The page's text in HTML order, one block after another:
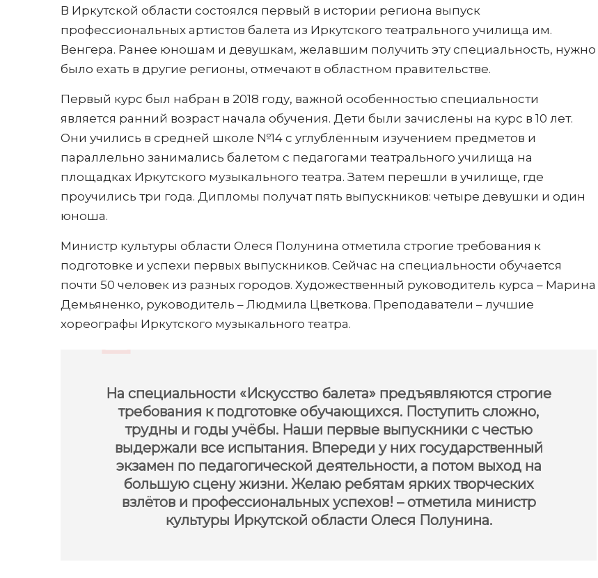
В Иркутской области состоялся первый в истории региона выпуск
профессиональных артистов балета из Иркутского театрального училища им.
Венгера. Ранее юношам и девушкам, желавшим получить эту специальность, нужно
было ехать в другие регионы, отмечают в областном правительстве.
Первый курс был набран в 2018 году, важной особенностью специальности
является ранний возраст начала обучения. Дети были зачислены на курс в 10 лет.
Они учились в средней школе №14 с углублённым изучением предметов и
параллельно занимались балетом с педагогами театрального училища на
площадках Иркутского музыкального театра. Затем перешли в училище, где
проучились три года. Дипломы получат пять выпускников: четыре девушки и один
юноша.
Министр культуры области Олеся Полунина отметила строгие требования к
подготовке и успехи первых выпускников. Сейчас на специальности обучается
почти 50 человек из разных городов. Художественный руководитель курса – Марина
Демьяненко, руководитель – Людмила Цветкова. Преподаватели – лучшие
хореографы Иркутского музыкального театра.
На специальности «Искусство балета» предъявляются строгие
требования к подготовке обучающихся. Поступить сложно,
трудны и годы учёбы. Наши первые выпускники с честью
выдержали все испытания. Впереди у них государственный
экзамен по педагогической деятельности, а потом выход на
большую сцену жизни. Желаю ребятам ярких творческих
взлётов и профессиональных успехов! – отметила министр
культуры Иркутской области Олеся Полунина.